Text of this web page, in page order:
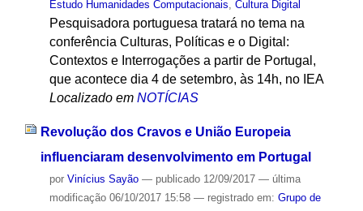
Estudo Humanidades Computacionais Cultura Digital
Pesquisadora portuguesa tratará no tema na
conferência Culturas, Políticas e o Digital:
Contextos e Interrogações a partir de Portugal,
que acontece dia 4 de setembro, às 14h, no IEA
Localizado em NOTÍCIAS
Revolução dos Cravos e União Europeia
influenciaram desenvolvimento em Portugal
por Vinícius Sayão — publicado12/09/2017 — última
modificação06/10/2017 15:58 — registrado em: Grupo de